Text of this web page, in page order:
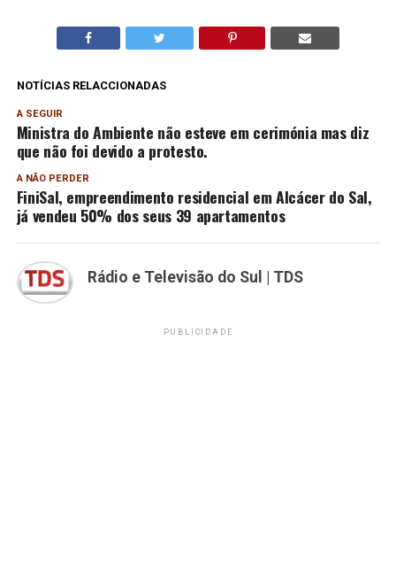
NOTÍCIAS RELACCIONADAS
A SEGUIR
Ministra do Ambiente não esteve em cerimónia mas diz
que não foi devido a protesto.
A NÃO PERDER
FiniSal, empreendimento residencial em Alcácer do Sal,
já vendeu 50% dos seus 39 apartamentos
Rádio e Televisão do Sul | TDS
PUBLICIDADE